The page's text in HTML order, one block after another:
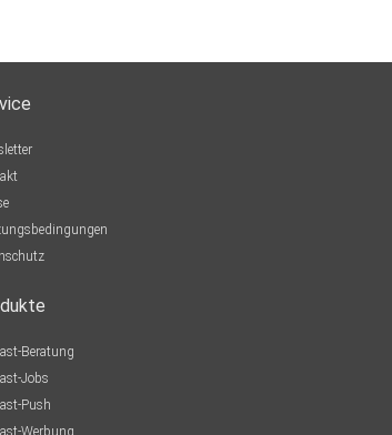
Beratung
Jobs
Push
Werbung